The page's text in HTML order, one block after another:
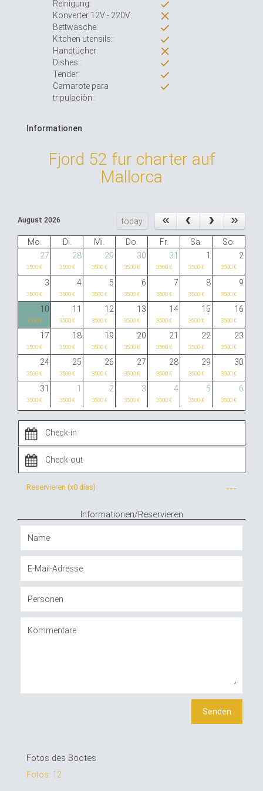
Reinigung:
Konverter 12V - 220V:
Bettwäsche:
Kitchen utensils::
Handtücher:
Dishes::
Tender:
Camarote para
tripulaciòn::
Informationen
Fjord 52 fur charter auf
Mallorca
August 2026 today
Mo. Di. Mi. Do. Fr. Sa.
So.
27
28 29 30 31 1 2
3500 € 3500 € 3500 € 3500 € 3500 € 3500 € 3500 €
3 4 5 6 7 8 9
3500 € 3500 € 3500 € 3500 € 3500 € 3500 € 3500 €
10 11 12 13 14 15 16
3500 € 3500 € 3500 € 3500 € 3500 € 3500 € 3500 €
17 18 19 20 21 22 23
3500 € 3500 € 3500 € 3500 € 3500 € 3500 € 3500 €
24 25 26 27 28 29 30
3500 € 3500 € 3500 € 3500 € 3500 € 3500 € 3500 €
31 1 2 3 4 5 6
3500 € 3500 € 3500 € 3500 € 3500 € 3500 € 3500 €
Reservieren (x0 días) ---
Informationen/Reservieren
Fotos des Bootes
Fotos: 12